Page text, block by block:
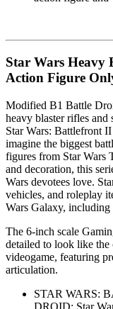
Star Wars Heavy
Action Figure
Modified B1 Battle
heavy blaster rifles and
Star Wars: Battlefront
imagine the biggest
figures from Star Wars
and decoration, this
Wars devotees love.
vehicles, and roleplay
Wars Galaxy, including
The 6-inch scale
detailed to look like the
videogame, featuring
articulation.
STAR WARS:
DROID: Star